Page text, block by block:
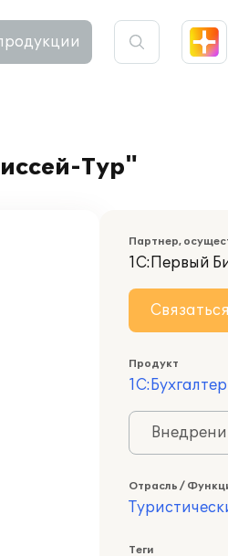
Тур"
Партнер,
1С:Первый
Связаться
Продукт
Отрасль /
Теги